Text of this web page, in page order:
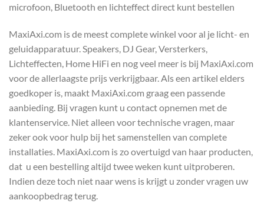
microfoon, Bluetooth en lichteffect direct kunt bestellen
MaxiAxi.com is de meest complete winkel voor al je licht- en
geluidapparatuur. Speakers, DJ Gear, Versterkers,
Lichteffecten, Home HiFi en nog veel meer is bij MaxiAxi.com
voor de allerlaagste prijs verkrijgbaar. Als een artikel elders
goedkoper is, maakt MaxiAxi.com graag een passende
aanbieding. Bij vragen kunt u contact opnemen met de
klantenservice. Niet alleen voor technische vragen, maar
zeker ook voor hulp bij het samenstellen van complete
installaties. MaxiAxi.com is zo overtuigd van haar producten,
dat u een bestelling altijd twee weken kunt uitproberen.
Indien deze toch niet naar wens is krijgt u zonder vragen uw
aankoopbedrag terug.